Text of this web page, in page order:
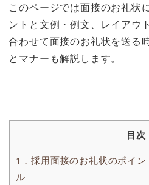
このページでは面接のお礼状
ントと文例・例文、レイアウ
合わせて面接のお礼状を送る
とマナーも解説します。
目次
1．採用面接のお礼状のポイ
ル